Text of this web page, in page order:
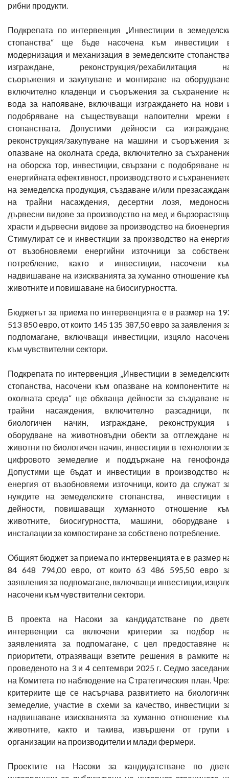
рибни продукти.
Подкрепата по интервенция „Инвестиции в
стопанства“ ще бъде насочена към инвестиции
модернизация и механизация в земеделските
изграждане, реконструкция/рехабилитация
съоръжения и закупуване и монтиране на
включително кладенци и съоръжения за съхранение
вода за напояване, включващи изграждането на нови
подобряване на съществуващи напоителни мрежи
стопанствата. Допустими дейности са
реконструкция/закупуване на машини и съоръжения
опазване на околната среда, включително за
на оборска тор, инвестиции, свързани с подобряване
енергийната ефективност, производството и
на земеделска продукция, създаване и/или
на трайни насаждения, десертни лозя,
дървесни видове за производство на мед и
храсти и дървесни видове за производство на
Стимулират се и инвестиции за производство на
от възобновяеми енергийни източници за
потребление, както и инвестиции, насочени
надвишаване на изискванията за хуманно отношение
животните и повишаване на биосигурността.
Бюджетът за приема по интервенцията е в размер на
513 850 евро, от които 145 135 387,50 евро за заявления
подпомагане, включващи инвестиции, изцяло
към чувствителни сектори.
Подкрепата по интервенция „Инвестиции в
стопанства, насочени към опазване на компонентите
околната среда“ ще обхваща дейности за създаване
трайни насаждения, включително разсадници,
биологичен начин, изграждане, реконструкция
оборудване на животновъдни обекти за отглеждане
животни по биологичен начин, инвестиции в технологии
цифровото земеделие и поддържане на
Допустими ще бъдат и инвестиции в производство
енергия от възобновяеми източници, които да служат
нуждите на земеделските стопанства, инвестиции
дейности, повишаващи хуманното отношение
животните, биосигурността, машини, оборудване
инсталации за компостиране за собствено потребление.
Общият бюджет за приема по интервенцията е в размер
84 648 794,00 евро, от които 63 486 595,50 евро
заявления за подпомагане, включващи инвестиции,
насочени към чувствителни сектори.
В проекта на Насоки за кандидатстване по
интервенции са включени критерии за подбор
заявленията за подпомагане, с цел предоставяне
приоритети, отразяващи взетите решения в рамките
проведеното на 3 и 4 септември 2025 г. Седмо
на Комитета по наблюдение на Стратегическия план.
критериите ще се насърчава развитието на
земеделие, участие в схеми за качество, инвестиции
надвишаване изискванията за хуманно отношение
животните, както и такива, извършени от групи
организации на производители и млади фермери.
Проектите на Насоки за кандидатстване по